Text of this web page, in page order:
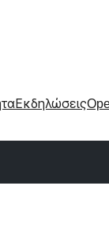
Εκδηλώσεις